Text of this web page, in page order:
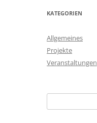
KATEGORIEN
Allgemeines
Projekte
Veranstaltungen
nach: